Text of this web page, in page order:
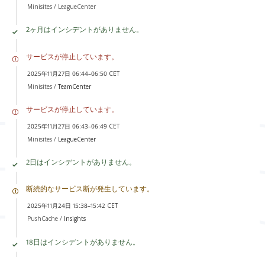
Minisites / LeagueCenter
2ヶ月はインシデントがありません。
サービスが停止しています。
2025年11月27日 06:44–06:50 CET
Minisites /TeamCenter
サービスが停止しています。
2025年11月27日 06:43–06:49 CET
Minisites / LeagueCenter
2日はインシデントがありません。
断続的なサービス断が発生しています。
2025年11月24日 15:38–15:42 CET
PushCache / Insights
18日はインシデントがありません。